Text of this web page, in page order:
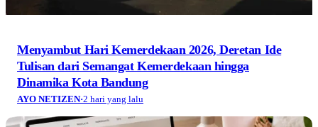
Menyambut Hari Kemerdekaan 2026, Deretan Ide
Tulisan dari Semangat Kemerdekaan hingga
Dinamika Kota Bandung
AYO NETIZEN·2 hari yang lalu